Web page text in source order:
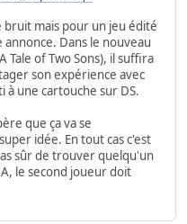
bruit mais pour un jeu édité
Dans le nouveau
Tale of Two Sons), il suffira
son expérience avec
à une cartouche sur DS.
que ça va se
idée. En tout cas c'est
sûr de trouver quelqu'un
le second joueur doit